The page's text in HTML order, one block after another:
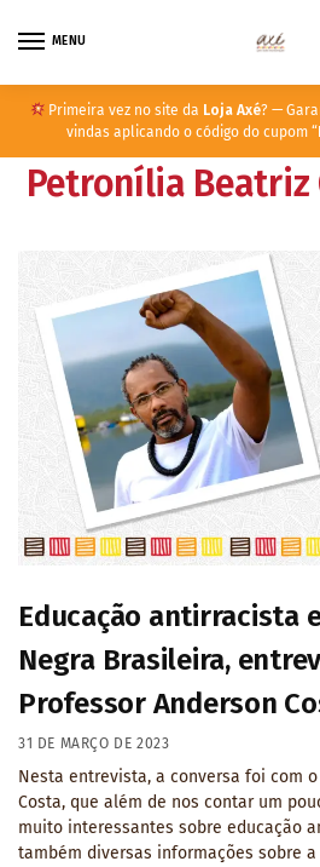
MENU
Primeira vez no site da Loja Axé? —
vindas aplicando o código do cupom “
Petronília Beatriz
Educação antirracista
Negra Brasileira,
Professor Anderson
31 DE MARÇO DE 2023
Nesta entrevista, a conversa foi com
Costa, que além de nos contar um
muito interessantes sobre educação
também diversas informações sobre a